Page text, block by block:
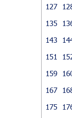
127
135
143
151
159
167
175